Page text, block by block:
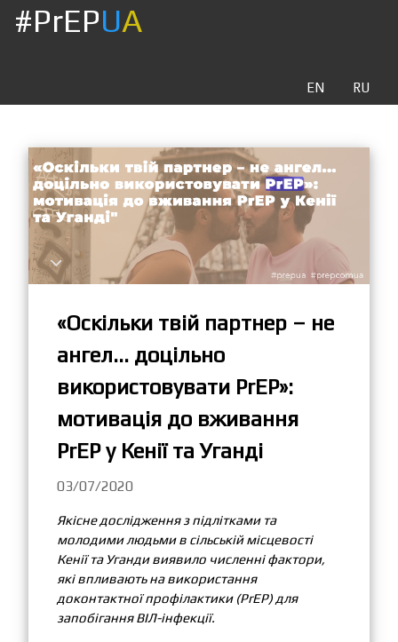
#PrEPUA
RU
EN
«Оскільки твій партнер – не
ангел... доцільно
використовувати PrEP»:
мотивація до вживання
PrEP у Кенії та Уганді
03/07/2020
Якісне дослідження з підлітками та
молодими людьми в сільській місцевості
Кенії та Уганди виявило численні фактори,
які впливають на використання
доконтактної профілактики (PrEP) для
запобігання ВІЛ-інфекції.